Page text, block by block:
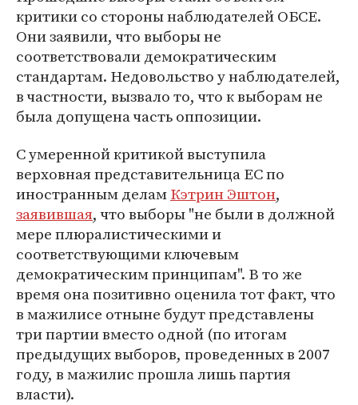
критики со стороны наблюдателей ОБСЕ.
Они заявили, что выборы не
соответствовали демократическим
стандартам. Недовольство у наблюдателей,
в частности, вызвало то, что к выборам не
была допущена часть оппозиции.
С умеренной критикой выступила
верховная представительница ЕС по
иностранным деламКэтрин Эштон,
заявившая, что выборы "не были в должной
мере плюралистическими и
соответствующими ключевым
демократическим принципам". В то же
время она позитивно оценила тот факт, что
в мажилисе отныне будут представлены
три партии вместо одной (по итогам
предыдущих выборов, проведенных в 2007
году, в мажилис прошла лишь партия
власти).